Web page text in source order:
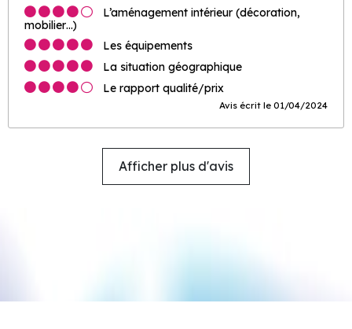
L’aménagement intérieur (décoration,
mobilier…)
Les équipements
La situation géographique
Le rapport qualité/prix
Avis écrit le 01/04/2024
Afficher plus d'avis